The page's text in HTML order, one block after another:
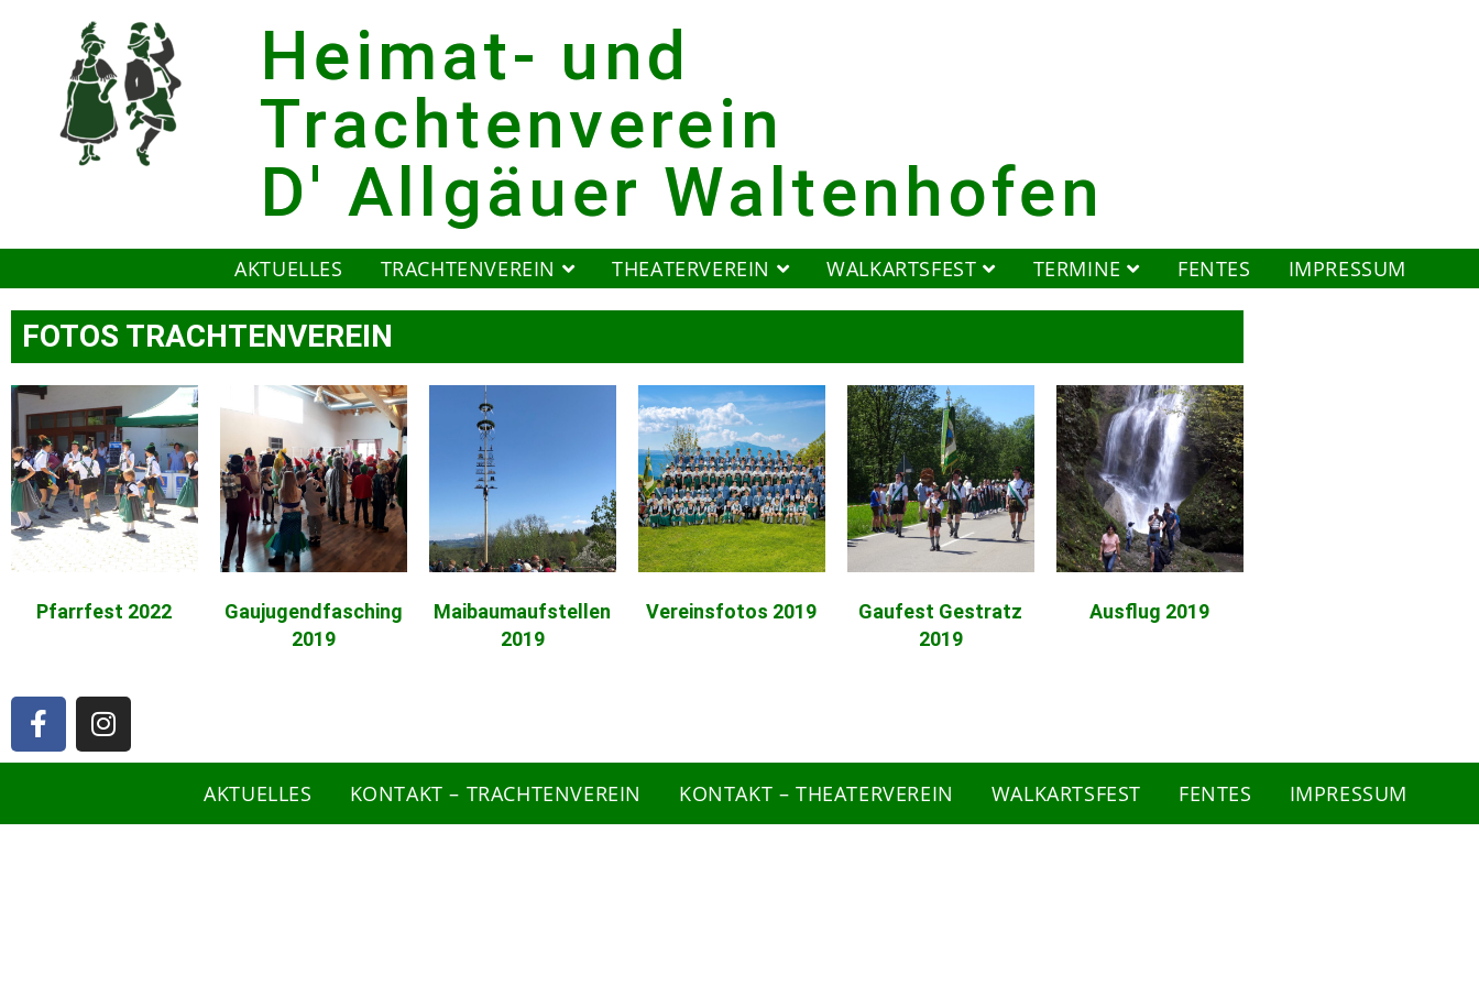
Heimat- und
Trachtenverein
D' Allgäuer Waltenhofen
AKTUELLES TRACHTENVEREIN THEATERVEREIN WALKARTSFEST TERMINE FENTES IMPRESSUM
FOTOS TRACHTENVEREIN
Pfarrfest 2022
Gaujugendfasching
2019
Maibaumaufstellen
2019
Vereinsfotos 2019
Gaufest Gestratz
2019
Ausflug 2019
AKTUELLES KONTAKT – TRACHTENVEREIN KONTAKT – THEATERVEREIN WALKARTSFEST FENTES IMPRESSUM